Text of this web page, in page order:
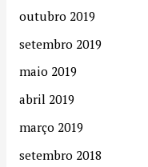
r
:
outubro 2019
setembro 2019
maio 2019
abril 2019
março 2019
setembro 2018